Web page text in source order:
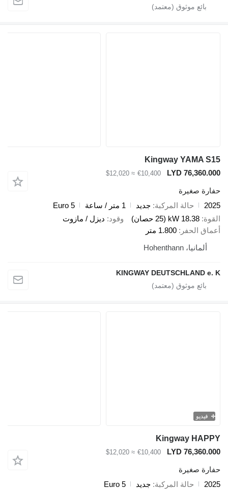
Kingway
LYD
€10,400
≈ $12,020
حالة المركبة جديد 1 متر / ساعة
Euro 5
18.38 kW (25 حصان)
وقود ديزل / مازوت
1.800 متر
KINGWAY
Kingway
LYD
€10,400
≈ $12,020
حالة المركبة جديد
Euro 5